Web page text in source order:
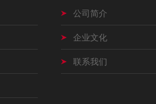
公司简介
企业文化
联系我们